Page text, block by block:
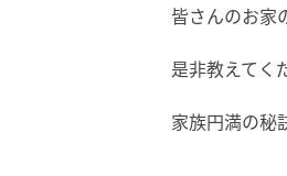
皆さんのお家
是非教えてく
家族円満の秘